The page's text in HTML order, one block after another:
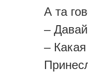
А та
– Давай
–